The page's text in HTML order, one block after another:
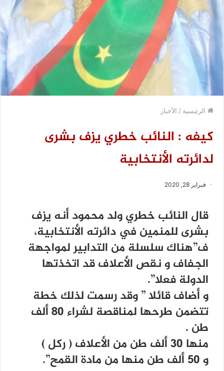
الرئيسية / الأخبار
كيفه : النائب خطري يزف بشرى
لدائرته الأنتخابية
فبراير 28, 2020
قال النائب خطري ولد محمود أنه يزف
بشرى للمنمين في دائرته الأنتخابية،
ف”هناك سلسلة من التدابير لمواجهة
الجفاف و نقص الأعلاف قد اتخذتها
الدولة فعلا”.
و أضاف قائلا ” وقد رسمت لذلك خطة
تتضمن طرحها لمناقصة لشراء 80 ألف
طن .
منها 30 ألف طن من الأعلاف ( ركل )
و 50 ألف طن منها من مادة القمح”.